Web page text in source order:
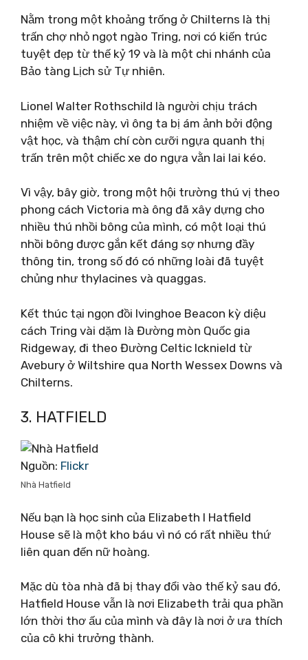
Nằm trong một khoảng trống ở Chilterns là thị
trấn chợ nhỏ ngọt ngào Tring, nơi có kiến ​​trúc
tuyệt đẹp từ thế kỷ 19 và là một chi nhánh của
Bảo tàng Lịch sử Tự nhiên.
Lionel Walter Rothschild là người chịu trách
nhiệm về việc này, vì ông ta bị ám ảnh bởi động
vật học, và thậm chí còn cưỡi ngựa quanh thị
trấn trên một chiếc xe do ngựa vằn lai lai kéo.
Vì vậy, bây giờ, trong một hội trường thú vị theo
phong cách Victoria mà ông đã xây dựng cho
nhiều thú nhồi bông của mình, có một loại thú
nhồi bông được gắn kết đáng sợ nhưng đầy
thông tin, trong số đó có những loài đã tuyệt
chủng như thylacines và quaggas.
Kết thúc tại ngọn đồi Ivinghoe Beacon kỳ diệu
cách Tring vài dặm là Đường mòn Quốc gia
Ridgeway, đi theo Đường Celtic Icknield từ
Avebury ở Wiltshire qua North Wessex Downs và
Chilterns.
3. HATFIELD
Nguồn: Flickr
Nhà Hatfield
Nếu bạn là học sinh của Elizabeth I Hatfield
House sẽ là một kho báu vì nó có rất nhiều thứ
liên quan đến nữ hoàng.
Mặc dù tòa nhà đã bị thay đổi vào thế kỷ sau đó,
Hatfield House vẫn là nơi Elizabeth trải qua phần
lớn thời thơ ấu của mình và đây là nơi ở ưa thích
của cô khi trưởng thành.